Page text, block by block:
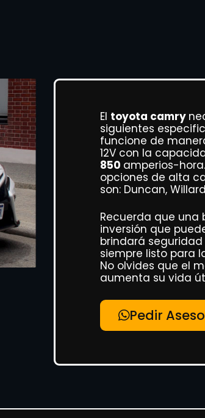
El toyota camry
siguientes
funcione de
12V con la
850 amperios-
opciones de alta
son: Duncan,
Recuerda que
inversión que
brindará
siempre listo para
No olvides que el
aumenta su vida
Pedir